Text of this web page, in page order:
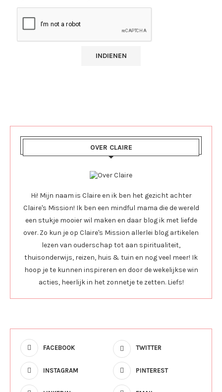
OVER CLAIRE
Hi! Mijn naam is Claire en ik ben het gezicht achter
Claire's Mission! Ik ben een mindful mama die de wereld
een stukje mooier wil maken en daar blog ik met liefde
over. Zo kun je op Claire's Mission allerlei blog artikelen
lezen van ouderschap tot aan spiritualiteit,
thuisonderwijs, reizen, huis & tuin en nog veel meer! Ik
hoop je te kunnen inspireren en door de wekelijkse win
acties, heerlijk in het zonnetje te zetten. Liefs!
FACEBOOK TWITTER
INSTAGRAM PINTEREST